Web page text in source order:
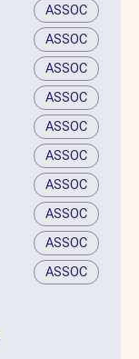
ASSOC
ASSOC
ASSOC
ASSOC
ASSOC
ASSOC
ASSOC
ASSOC
ASSOC
ASSOC